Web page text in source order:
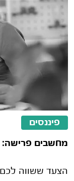
פיננסים
מחשבים פרישה:
הצעד ששווה